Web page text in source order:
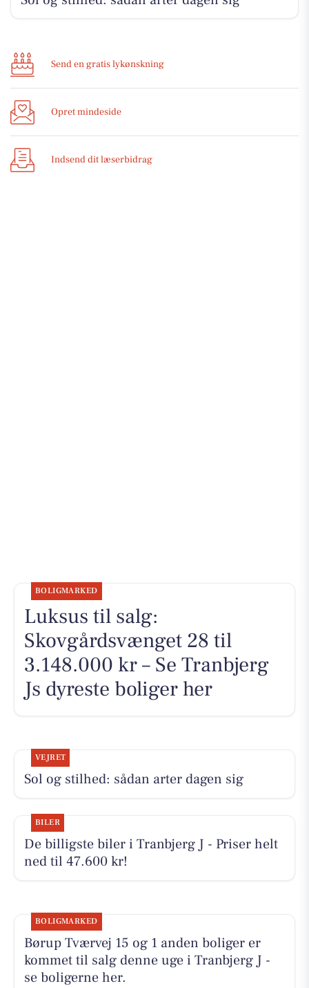
Send en gratis lykønskning
Opret mindeside
Indsend dit læserbidrag
BOLIGMARKED
Luksus til salg:
Skovgårdsvænget 28 til
3.148.000 kr – Se Tranbjerg
Js dyreste boliger her
VEJRET
Sol og stilhed: sådan arter dagen sig
BILER
De billigste biler i Tranbjerg J - Priser helt
ned til 47.600 kr!
BOLIGMARKED
Børup Tværvej 15 og 1 anden boliger er
kommet til salg denne uge i Tranbjerg J -
se boligerne her.